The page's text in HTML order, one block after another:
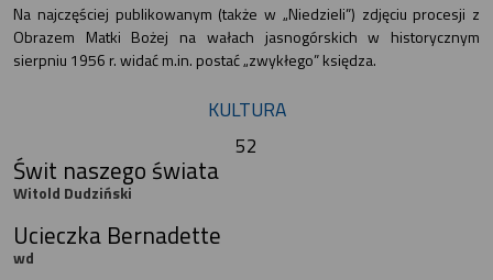
Na najczęściej publikowanym (także w „Niedzieli”) zdjęciu procesji z
Obrazem Matki Bożej na wałach jasnogórskich w historycznym
sierpniu 1956 r. widać m.in. postać „zwykłego” księdza.
KULTURA
52
Świt naszego świata
Witold Dudziński
Ucieczka Bernadette
wd